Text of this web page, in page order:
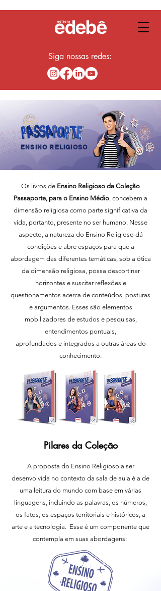
Siga nossas redes:
ENSINO RELIGIOSO
Os livros de Ensino Religioso da Coleção
Passaporte, para o Ensino Médio, concebem a
dimensão religiosa como parte significativa da
vida, portanto, presente no ser humano. Nesse
aspecto, a natureza do Ensino Religioso dá
condições e abre espaços para que a
abordagem das diferentes temáticas, sob a ótica
da dimensão religiosa, possa descortinar
horizontes e suscitar reflexões e
questionamentos acerca de conteúdos, posturas
e argumentos. Esses são elementos
mobilizadores de estudos e pesquisas,
entendimentos pontuais,
aprofundados e integrados a outras áreas do
conhecimento.
Pilares da Coleção
A proposta do Ensino Religioso a ser
desenvolvida no contexto da sala de aula é a de
uma leitura do mundo com base em várias
linguagens, incluindo as palavras, os números,
os fatos, os espaços territoriais e históricos, a
arte e a tecnologia. Esse é um componente que
contempla em suas abordagens: